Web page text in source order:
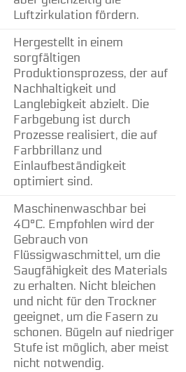
Luftzirkulation fördern.
Hergestellt in einem
sorgfältigen
Produktionsprozess, der auf
Nachhaltigkeit und
Langlebigkeit abzielt. Die
Farbgebung ist durch
Prozesse realisiert, die auf
Farbbrillanz und
Einlaufbeständigkeit
optimiert sind.
Maschinenwaschbar bei
40°C. Empfohlen wird der
Gebrauch von
Flüssigwaschmittel, um die
Saugfähigkeit des Materials
zu erhalten. Nicht bleichen
und nicht für den Trockner
geeignet, um die Fasern zu
schonen. Bügeln auf niedriger
Stufe ist möglich, aber meist
nicht notwendig.